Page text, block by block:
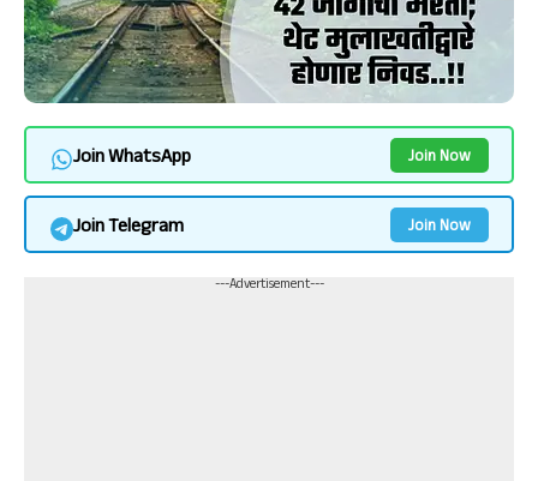
Join WhatsApp Join Now
Join Telegram Join Now
---Advertisement---